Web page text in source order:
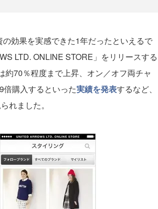
効果を実感できた1年だったといえるで
LTD. ONLINE STORE」をリリースする
約70％程度まで上昇、オン／オフ両チャ
購入するといった実績を発表するなど、
れました。